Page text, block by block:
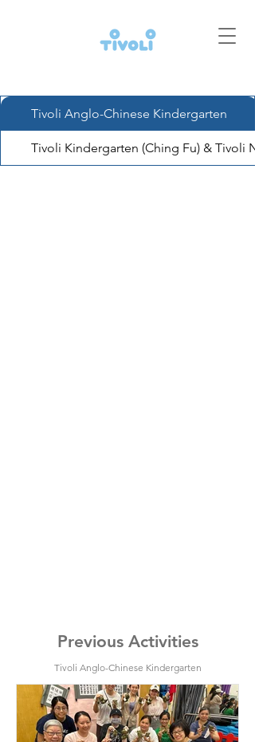
Tivoli Anglo-Chinese Kindergarten
Tivoli Kindergarten (Ching Fu) & Tivoli
Previous Activities
Tivoli Anglo-Chinese Kindergarten